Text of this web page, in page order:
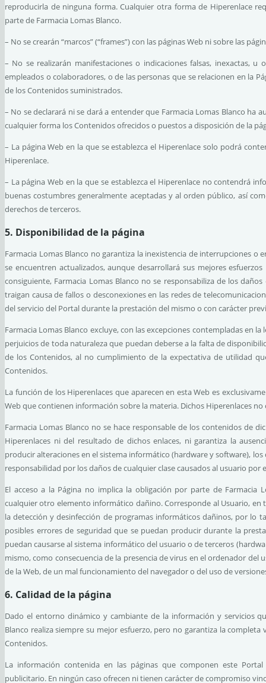
reproducirla de ninguna forma. Cualquier otra forma de Hiperenlace
parte de Farmacia Lomas Blanco.
– No se crearán “marcos” (“frames”) con las páginas Web ni sobre las
– No se realizarán manifestaciones o indicaciones falsas, inexactas, u
empleados o colaboradores, o de las personas que se relacionen en la
de los Contenidos suministrados.
– No se declarará ni se dará a entender que Farmacia Lomas Blanco ha
cualquier forma los Contenidos ofrecidos o puestos a disposición de la
– La página Web en la que se establezca el Hiperenlace solo podrá
Hiperenlace.
– La página Web en la que se establezca el Hiperenlace no contendrá
buenas costumbres generalmente aceptadas y al orden público, así
derechos de terceros.
5. Disponibilidad de la página
Farmacia Lomas Blanco no garantiza la inexistencia de interrupciones o
se encuentren actualizados, aunque desarrollará sus mejores
consiguiente, Farmacia Lomas Blanco no se responsabiliza de los
traigan causa de fallos o desconexiones en las redes de
del servicio del Portal durante la prestación del mismo o con carácter
Farmacia Lomas Blanco excluye, con las excepciones contempladas en
perjuicios de toda naturaleza que puedan deberse a la falta de
de los Contenidos, al no cumplimiento de la expectativa de utilidad
Contenidos.
La función de los Hiperenlaces que aparecen en esta Web es
Web que contienen información sobre la materia. Dichos Hiperenlaces
Farmacia Lomas Blanco no se hace responsable de los contenidos de
Hiperenlaces ni del resultado de dichos enlaces, ni garantiza la
producir alteraciones en el sistema informático (hardware y software),
responsabilidad por los daños de cualquier clase causados al usuario por
El acceso a la Página no implica la obligación por parte de Farmacia
cualquier otro elemento informático dañino. Corresponde al Usuario,
la detección y desinfección de programas informáticos dañinos, por lo
posibles errores de seguridad que se puedan producir durante la
puedan causarse al sistema informático del usuario o de terceros
mismo, como consecuencia de la presencia de virus en el ordenador
de la Web, de un mal funcionamiento del navegador o del uso de
6. Calidad de la página
Dado el entorno dinámico y cambiante de la información y servicios
Blanco realiza siempre su mejor esfuerzo, pero no garantiza la
Contenidos.
La información contenida en las páginas que componen este
publicitario. En ningún caso ofrecen ni tienen carácter de compromiso